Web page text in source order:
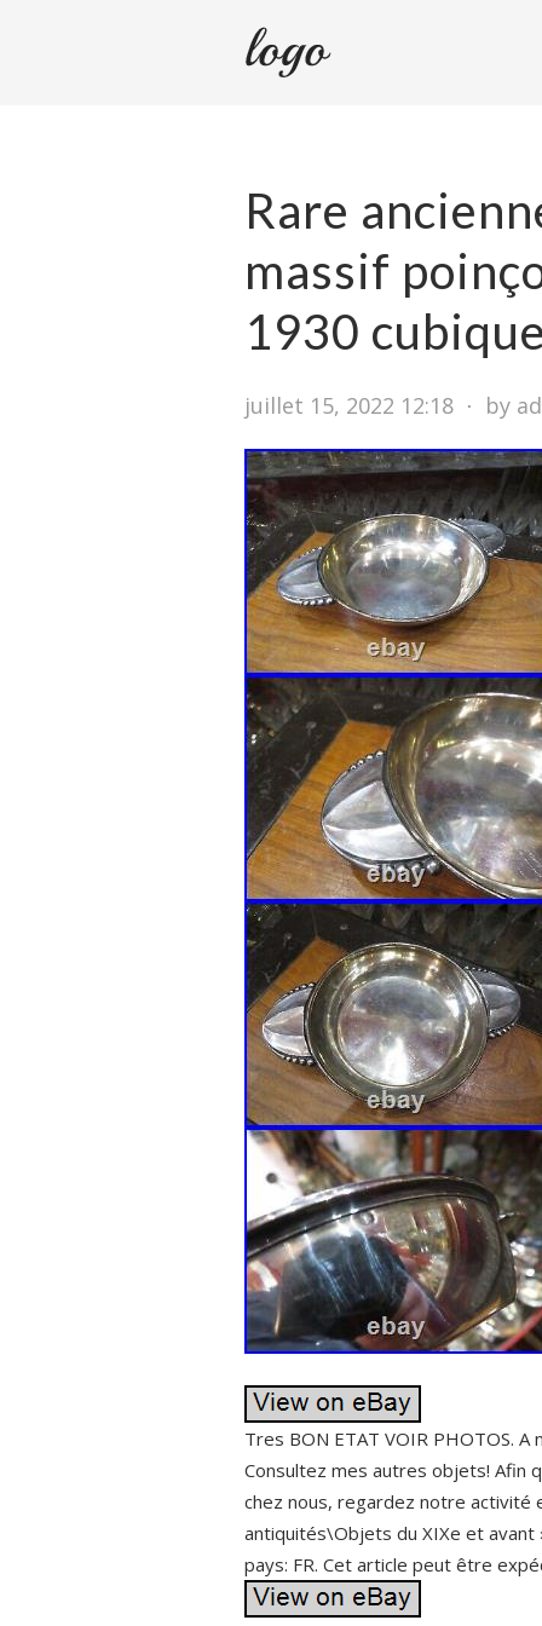
Rare
massif
1930 cubique
juillet 15, 2022 12:18 ⋅ by
Tres BON ETAT VOIR PHOTOS.
Consultez mes autres objets! Afin
chez nous, regardez notre activité
antiquités\Objets du XIXe et avant
pays: FR. Cet article peut être